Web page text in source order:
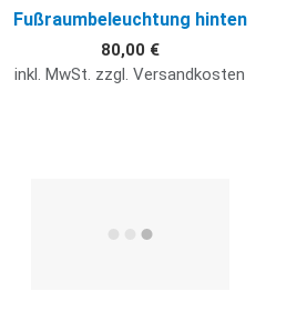
Fußraumbeleuchtung hinten
80,00 €
inkl. MwSt. zzgl. Versandkosten